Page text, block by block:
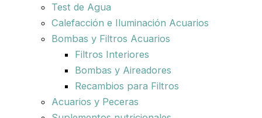
Test de Agua
Calefacción e Iluminación Acuarios
Bombas y Filtros Acuarios
Filtros Interiores
Bombas y Aireadores
Recambios para Filtros
Acuarios y Peceras